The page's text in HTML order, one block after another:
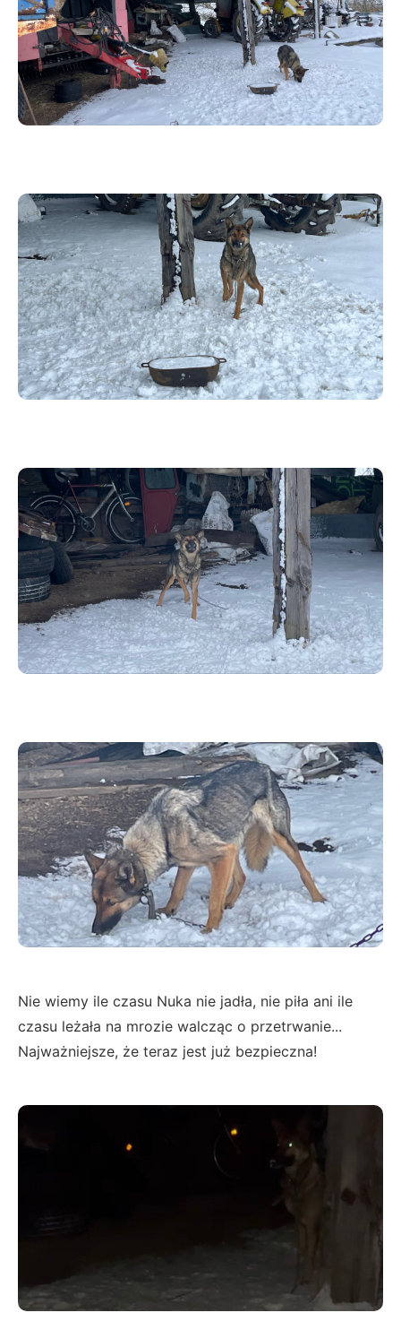
Nie wiemy ile czasu Nuka nie jadła, nie piła ani ile
czasu leżała na mrozie walcząc o przetrwanie...
Najważniejsze, że teraz jest już bezpieczna!